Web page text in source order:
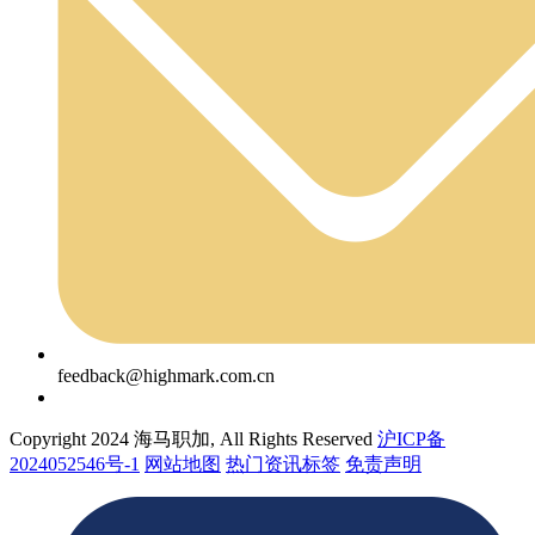
feedback@highmark.com.cn
Copyright 2024 海马职加, All Rights Reserved 沪ICP备
2024052546号-1 网站地图 热门资讯标签 免责声明